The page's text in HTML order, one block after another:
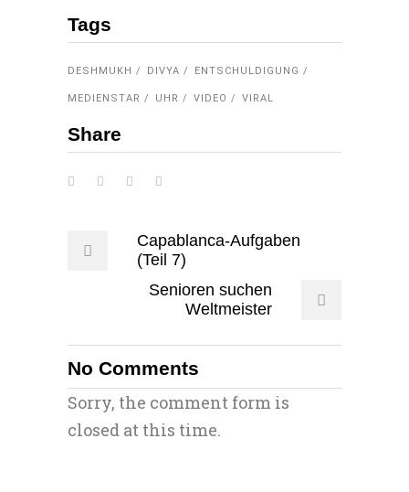
Tags
DESHMUKH DIVYA ENTSCHULDIGUNG
MEDIENSTAR UHR VIDEO VIRAL
Share
Capablanca-Aufgaben
(Teil 7)
Senioren suchen
Weltmeister
No Comments
Sorry, the comment form is
closed at this time.